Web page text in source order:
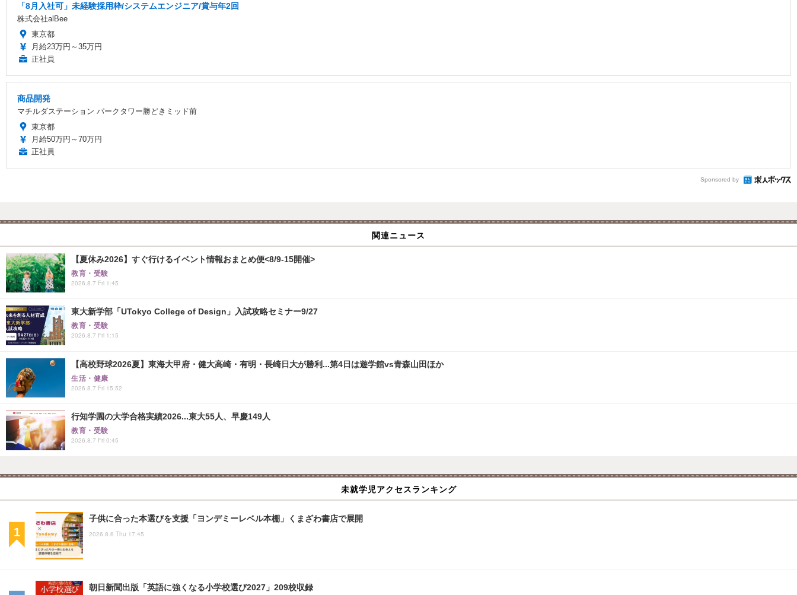
「8月入社可」未経験採用枠/システムエンジニア/賞与年2回
株式会社alBee
東京都
月給23万円～35万円
正社員
商品開発
マチルダステーション パークタワー勝どきミッド前
東京都
月給50万円～70万円
正社員
Sponsored by
関連ニュース
【夏休み2026】すぐ行けるイベント情報おまとめ便<8/9-15開催>
教育・受験
2026.8.7 Fri 1:45
東大新学部「UTokyo College of Design」入試攻略セミナー9/27
教育・受験
2026.8.7 Fri 1:15
【高校野球2026夏】東海大甲府・健大高崎・有明・長崎日大が勝利...第4日は遊学館vs青森山田ほか
生活・健康
2026.8.7 Fri 15:52
行知学園の大学合格実績2026...東大55人、早慶149人
教育・受験
2026.8.7 Fri 0:45
未就学児アクセスランキング
子供に合った本選びを支援「ヨンデミーレベル本棚」くまざわ書店で展開
2026.8.6 Thu 17:45
朝日新聞出版「英語に強くなる小学校選び2027」209校収録